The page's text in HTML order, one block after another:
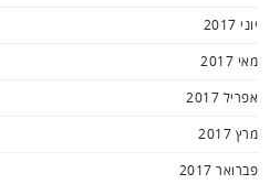
יוני 2017
מאי 2017
אפריל 2017
מרץ 2017
פברואר 2017